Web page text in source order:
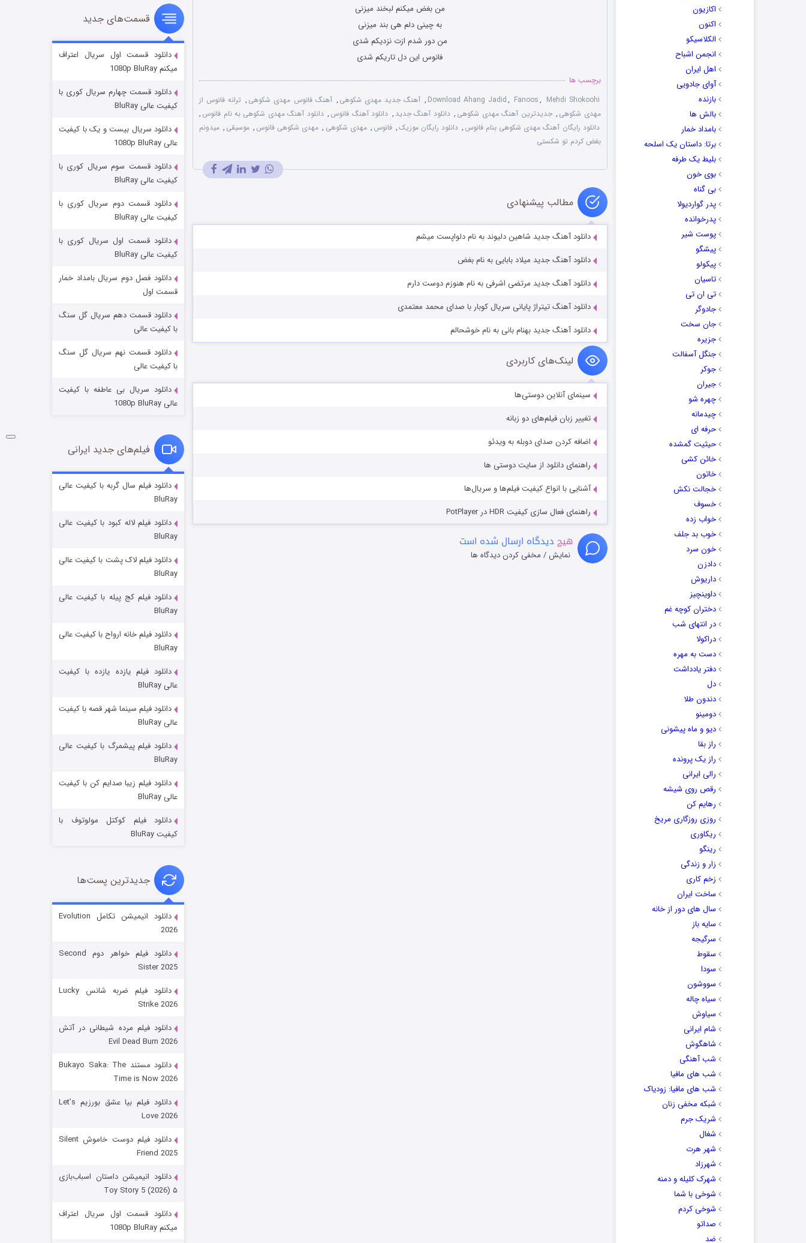
اکازیون
اکنون
الکلاسیکو
انجمن اشباح
اهل ایران
آوای جادویی
بازنده
بالش ها
بامداد خمار
برتا: داستان یک اسلحه
بلیط یک‌‌ طرفه
بوی خون
بی گناه
پدر گواردیولا
پدرخوانده
پوست شیر
پیشگو
پیکولو
تاسیان
تی ان تی
جادوگر
جان سخت
جزیره
جنگل آسفالت
جوکر
جیران
چهره شو
چیدمانه
حرفه ای
حیثیت گمشده
خائن کشی
خاتون
خجالت نکش
خسوف
خواب زده
خوب بد جلف
خون سرد
دادزن
داریوش
داوینچیز
دختران کوچه غم
در انتهای شب
دراکولا
دست به مهره
دفتر یادداشت
دل
دندون طلا
دومینو
دیو و ماه پیشونی
راز بقا
راز یک پرونده
رالی ایرانی
رقص روی شیشه
رهایم کن
روزی روزگاری مریخ
ریکاوری
رینگو
زار و زندگی
زخم کاری
ساخت ایران
سال های دور از خانه
سایه باز
سرگیجه
سقوط
سودا
سووشون
سیاه چاله
سیاوش
شام ایرانی
شاهگوش
شب آهنگی
شب های مافیا
شب های مافیا: زودیاک
شبکه مخفی زنان
شریک جرم
شغال
شهر هرت
شهرزاد
شهرک کلیله و دمنه
شوخی با شما
شوخی کردم
صداتو
ضد
من بغض میکنم لبخند میزنی
به چینی دلم هی بند میزنی
من دور شدم ازت نزدیکم شدی
فانوس این دل تاریکم شدی
برچسب ها
Download Ahang Jadid, Fanoos, Mehdi Shokoohi
, آهنگ جدید مهدی شکوهی , آهنگ فانوس مهدی شکوهی , ترانه فانوس از
مهدی شکوهی , جدیدترین آهنگ مهدی شکوهی , دانلود آهنگ جدید , دانلود آهنگ فانوس , دانلود آهنگ مهدی شکوهی به نام فانوس ,
دانلود رایگان آهنگ مهدی شکوهی بنام فانوس , دانلود رایگان موزیک, فانوس , مهدی شکوهی , مهدی شکوهی فانوس , موسیقی , میدونم
بغض کردم تو شکستی
مطالب پیشنهادی
دانلود آهنگ جدید شاهین دلیوند به نام دلواپست میشم
دانلود آهنگ جدید میلاد بابایی به نام بغض
دانلود آهنگ جدید مرتضی اشرفی به نام هنوزم دوست دارم
دانلود آهنگ تیتراژ پایانی سریال کوبار با صدای محمد معتمدی
دانلود آهنگ جدید بهنام بانی به نام خوشحالم
لینک‌های کاربردی
سینمای آنلاین دوستی‌ها
تغییر زبان فیلم‌های دو زبانه
اضافه کردن صدای دوبله به ویدئو
راهنمای دانلود از سایت دوستی ها
آشنایی با انواع کیفیت فیلم‌ها و سریال‌ها
راهنمای فعال سازی کیفیت HDR در PotPlayer
هیچ دیدگاه ارسال شده است
نمایش / مخفی کردن دیدگاه ها
مردگان متحرک: شهر مرده ۳
قسمت۲ (زیرنویس) منتشر شد
شکست استوارت در نجات جهان
شوگر فصل ۲
قسمت ۷ (زیرنویس) منتشر شد
خاندان اژدها فصل ۳
قسمت
جادوگری در مغولستان
باب اسفنجی فصل ۱۷
قسمت
زیرزمین
قسمت
قسمت‌های جدید
دانلود قسمت اول سریال اعتراف
میکنم 1080p BluRay
دانلود قسمت چهارم سریال کوری با
کیفیت عالی BluRay
دانلود سریال بیست و یک با کیفیت
عالی 1080p BluRay
دانلود قسمت سوم سریال کوری با
کیفیت عالی BluRay
دانلود قسمت دوم سریال کوری با
کیفیت عالی BluRay
دانلود قسمت اول سریال کوری با
کیفیت عالی BluRay
دانلود فصل دوم سریال بامداد خمار
قسمت اول
دانلود قسمت دهم سریال گل سنگ
با کیفیت عالی
دانلود قسمت نهم سریال گل سنگ
با کیفیت عالی
دانلود سریال بی عاطفه با کیفیت
عالی 1080p BluRay
فیلم‌های جدید ایرانی
دانلود فیلم سال گربه با کیفیت عالی
BluRay
دانلود فیلم لاله کبود با کیفیت عالی
BluRay
دانلود فیلم لاک پشت با کیفیت عالی
BluRay
دانلود فیلم کج‌ پیله با کیفیت عالی
BluRay
دانلود فیلم خانه ارواح با کیفیت عالی
BluRay
دانلود فیلم یازده یازده با کیفیت
عالی BluRay
دانلود فیلم سینما شهر قصه با کیفیت
عالی BluRay
دانلود فیلم پیشمرگ با کیفیت عالی
BluRay
دانلود فیلم زیبا صدایم کن با کیفیت
عالی BluRay
دانلود فیلم کوکتل مولوتوف با
کیفیت BluRay
جدیدترین پست‌ها
دانلود انیمیشن تکامل Evolution
2026
دانلود فیلم خواهر دوم Second
Sister 2025
دانلود فیلم ضربه شانس Lucky
Strike 2026
دانلود فیلم مرده شیطانی در آتش
Evil Dead Burn 2026
دانلود مستند Bukayo Saka: The
Time is Now 2026
دانلود فیلم بیا عشق بورزیم Let’s
Love 2026
دانلود فیلم دوست خاموش Silent
Friend 2025
دانلود انیمیشن داستان اسباب‌بازی
۵ Toy Story 5 (2026)
دانلود قسمت اول سریال اعتراف
میکنم 1080p BluRay